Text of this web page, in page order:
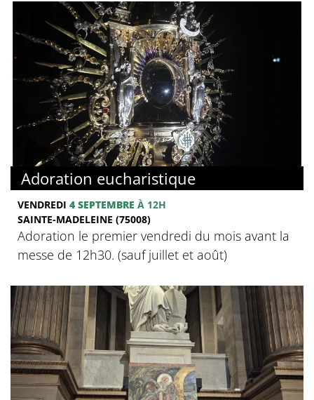
Adoration eucharistique
VENDREDI 4 SEPTEMBRE À 12H
SAINTE-MADELEINE (75008)
Adoration le premier vendredi du mois avant la
messe de 12h30. (sauf juillet et août)